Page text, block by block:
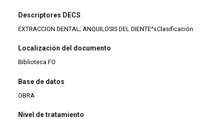
Descriptores DECS
EXTRACCION DENTAL; ANQUILOSIS DEL DIENTE^sClasificación
Localización del documento
Biblioteca FO
Base de datos
OBRA
Nivel de tratamiento